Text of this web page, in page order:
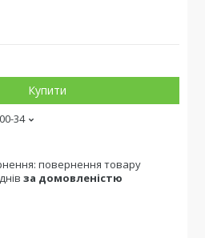
Купити
34
повернення товару
за домовленістю